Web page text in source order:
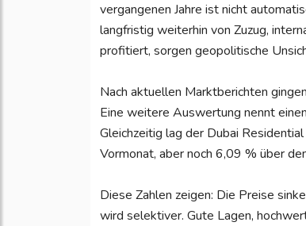
vergangenen Jahre ist nicht
langfristig weiterhin von Zuzug,
profitiert, sorgen geopolitische
Nach aktuellen Marktberichten
Eine weitere Auswertung nennt
Gleichzeitig lag der Dubai
Vormonat, aber noch 6,09 % über
Diese Zahlen zeigen: Die Preise
wird selektiver. Gute Lagen,